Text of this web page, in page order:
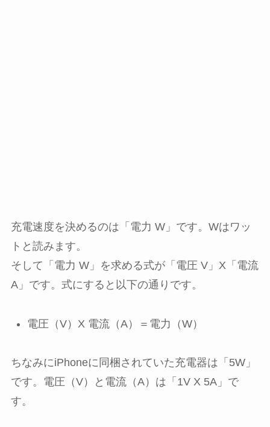
充電速度を決めるのは「電力 W」です。Wはワッ
トと読みます。
そして「電力 W」を求める式が「電圧 V」X「電流
A」です。式にすると以下の通りです。
電圧（V）X 電流（A）＝電力（W）
ちなみにiPhoneに同梱されていた充電器は「5W」
です。電圧（V）と電流（A）は「1V X 5A」で
す。